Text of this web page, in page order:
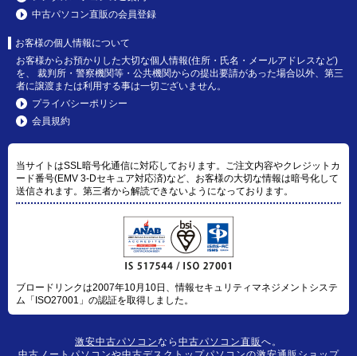
中古パソコン直販の会員登録
お客様の個人情報について
お客様からお預かりした大切な個人情報(住所・氏名・メールアドレスなど)
を、 裁判所・警察機関等・公共機関からの提出要請があった場合以外、第三
者に譲渡または利用する事は一切ございません。
プライバシーポリシー
会員規約
当サイトはSSL暗号化通信に対応しております。ご注文内容やクレジットカ
ード番号(EMV 3-Dセキュア対応済)など、お客様の大切な情報は暗号化して
送信されます。第三者から解読できないようになっております。
ブロードリンクは2007年10月10日、情報セキュリティマネジメントシステ
ム「ISO27001」の認証を取得しました。
激安中古パソコンなら 中古パソコン直販 へ。